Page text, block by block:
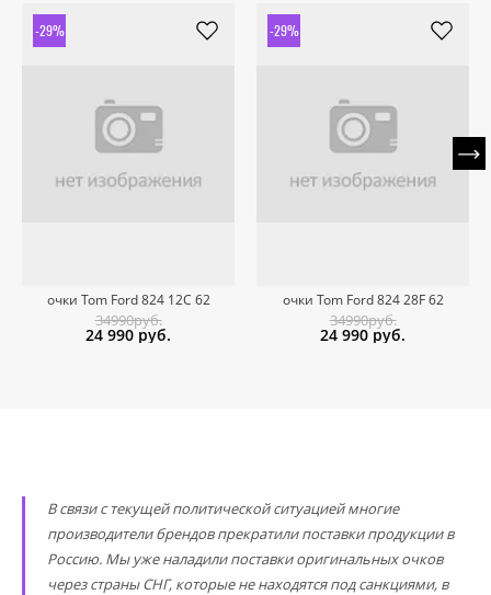
-29%
очки Tom Ford 824 12C 62
34990руб.
24 990 руб.
-29%
очки Tom Ford 824 28F 62
34990руб.
24 990 руб.
В связи с текущей политической ситуацией многие
производители брендов прекратили поставки продукции в
Россию. Мы уже наладили поставки оригинальных очков
через страны СНГ, которые не находятся под санкциями, в